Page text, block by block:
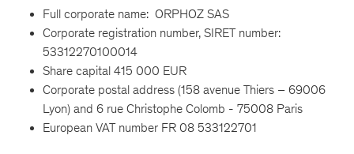
Full corporate name: ORPHOZ SAS
Corporate registration number, SIRET number:
53312270100014
Share capital 415 000 EUR
Corporate postal address (158 avenue Thiers – 69006
Lyon) and 6 rue Christophe Colomb - 75008 Paris
European VAT number FR 08 533122701